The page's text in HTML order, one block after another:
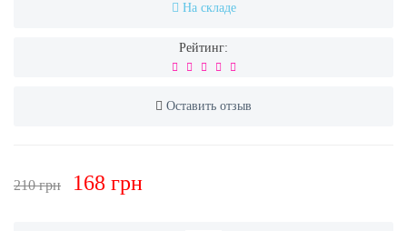
На складе
Рейтинг:
Оставить отзыв
210 грн 168 грн